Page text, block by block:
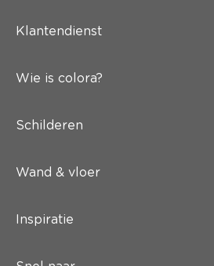
Klantendienst
Wie is colora?
Schilderen
Wand & vloer
Inspiratie